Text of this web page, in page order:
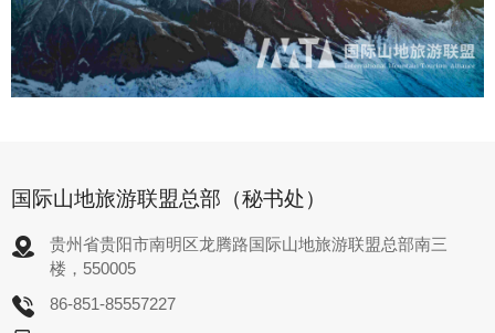
国际山地旅游联盟总部（秘书处）
贵州省贵阳市南明区龙腾路国际山地旅游联盟总部南三
楼，550005
86-851-85557227